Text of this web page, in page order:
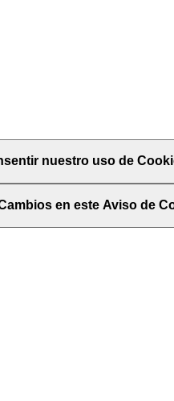
nuestro uso de
en este Aviso de